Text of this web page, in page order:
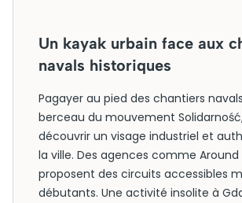
Un kayak urbain face aux
navals historiques
Pagayer au pied des chantiers
berceau du mouvement
découvrir un visage industriel et
la ville. Des agences comme Around
proposent des circuits accessibles
débutants. Une activité insolite à